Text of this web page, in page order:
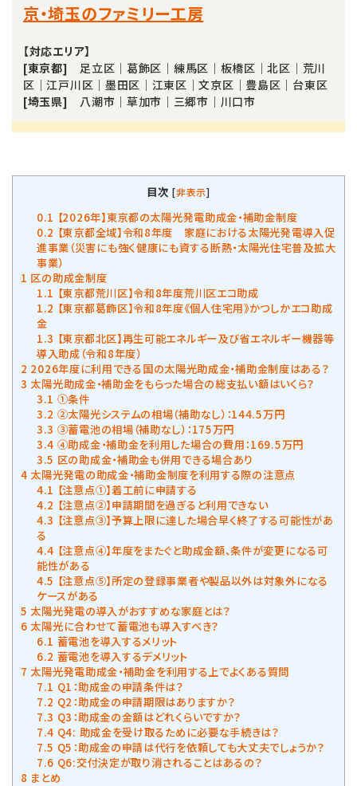
京・埼玉のファミリー工房
【対応エリア】
[東京都] 足立区｜葛飾区｜練馬区｜板橋区｜北区｜荒川
区｜江戸川区｜墨田区｜江東区｜文京区｜豊島区｜台東区
[埼玉県]
八潮市｜草加市｜三郷市｜川口市
目次 [非表示]
0.1 【2026年】東京都の太陽光発電助成金・補助金制度
0.2 【東京都全域】令和8年度 家庭における太陽光発電導入促
進事業（災害にも強く健康にも資する断熱・太陽光住宅普及拡大
事業）
1 区の助成金制度
1.1 【東京都荒川区】令和8年度荒川区エコ助成
1.2 【東京都葛飾区】令和8年度《個人住宅用》かつしかエコ助成
金
1.3 【東京都北区】再生可能エネルギー及び省エネルギー機器等
導入助成（令和8年度）
2 2026年度に利用できる国の太陽光助成金・補助金制度はある？
3 太陽光助成金・補助金をもらった場合の総支払い額はいくら？
3.1 ①条件
3.2 ②太陽光システムの相場（補助なし）：144.5万円
3.3 ③蓄電池の相場（補助なし）：175万円
3.4 ④助成金・補助金を利用した場合の費用：169.5万円
3.5 区の助成金・補助金も併用できる場合あり
4 太陽光発電の助成金・補助金制度を利用する際の注意点
4.1 【注意点①】着工前に申請する
4.2 【注意点②】申請期間を過ぎると利用できない
4.3 【注意点③】予算上限に達した場合早く終了する可能性があ
る
4.4 【注意点④】年度をまたぐと助成金額、条件が変更になる可
能性がある
4.5 【注意点⑤】所定の登録事業者や製品以外は対象外になる
ケースがある
5 太陽光発電の導入がおすすめな家庭とは？
6 太陽光に合わせて蓄電池も導入すべき？
6.1 蓄電池を導入するメリット
6.2 蓄電池を導入するデメリット
7 太陽光発電助成金・補助金を利用する上でよくある質問
7.1 Q1：助成金の申請条件は？
7.2 Q2：助成金の申請期限はありますか？
7.3 Q3：助成金の金額はどれくらいですか？
7.4 Q4: 助成金を受け取るために必要な手続きは？
7.5 Q5：助成金の申請は代行を依頼しても大丈夫でしょうか？
7.6 Q6:交付決定が取り消されることはあるの？
8 まとめ